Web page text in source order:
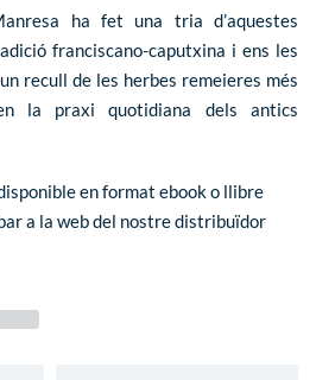
ha fet una tria d’aquestes
franciscano-caputxina i ens les
recull de les herbes remeieres més
la praxi quotidiana dels antics
en format ebook o llibre
a la web del nostre distribuïdor